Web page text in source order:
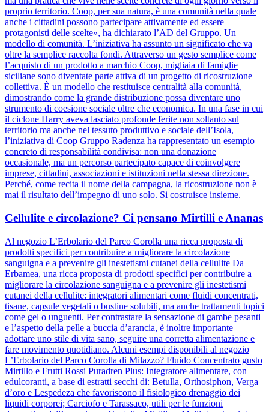
proprio territorio. Coop, per sua natura, è una comunità nella quale
anche i cittadini possono partecipare attivamente ed essere
protagonisti delle scelte», ha dichiarato l’AD del Gruppo. Un
modello di comunità. L’iniziativa ha assunto un significato che va
oltre la semplice raccolta fondi. Attraverso un gesto semplice come
l’acquisto di un prodotto a marchio Coop, migliaia di famiglie
siciliane sono diventate parte attiva di un progetto di ricostruzione
collettiva. È un modello che restituisce centralità alla comunità,
dimostrando come la grande distribuzione possa diventare uno
strumento di coesione sociale oltre che economica. In una fase in cui
il ciclone Harry aveva lasciato profonde ferite non soltanto sul
territorio ma anche nel tessuto produttivo e sociale dell’Isola,
l’iniziativa di Coop Gruppo Radenza ha rappresentato un esempio
concreto di responsabilità condivisa: non una donazione
occasionale, ma un percorso partecipato capace di coinvolgere
imprese, cittadini, associazioni e istituzioni nella stessa direzione.
Perché, come recita il nome della campagna, la ricostruzione non è
mai il risultato dell’impegno di uno solo. Si costruisce insieme.
Cellulite e circolazione? Ci pensano Mirtilli e Ananas
Al negozio L’Erbolario del Parco Corolla una ricca proposta di
prodotti specifici per contribuire a migliorare la circolazione
sanguigna e a prevenire gli inestetismi cutanei della cellulite Da
Erbamea, una ricca proposta di prodotti specifici per contribuire a
migliorare la circolazione sanguigna e a prevenire gli inestetismi
cutanei della cellulite: integratori alimentari come fluidi concentrati,
tisane, capsule vegetali o bustine solubili, ma anche trattamenti topici
come gel o unguenti. Per contrastare la sensazione di gambe pesanti
e l’aspetto della pelle a buccia d’arancia, è inoltre importante
adottare uno stile di vita sano, seguire una corretta alimentazione e
fare movimento quotidiano. Alcuni esempi disponibili al negozio
L’Erbolario del Parco Corolla di Milazzo? Fluido Concentrato gusto
Mirtillo e Frutti Rossi Puradren Plus: Integratore alimentare, con
edulcoranti, a base di estratti secchi di: Betulla, Orthosiphon, Verga
d’oro e Lespedeza che favoriscono il fisiologico drenaggio dei
liquidi corporei; Carciofo e Tarassaco, utili per le funzioni